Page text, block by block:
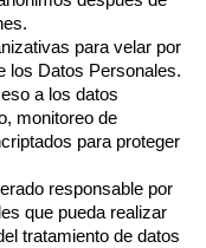
para velar por
los Datos Personales.
a los datos
monitoreo de
para proteger
responsable por
que pueda realizar
tratamiento de datos